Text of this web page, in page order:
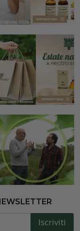
Iscriviti